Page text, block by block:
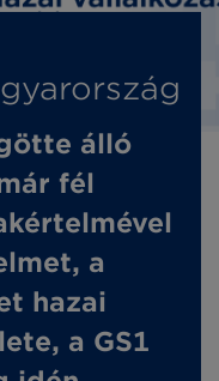
álló
fél
a
hazai
a GS1